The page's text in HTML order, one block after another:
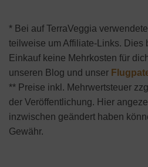
* Bei auf TerraVeggia
teilweise um Affiliate-Links. Dies
Einkauf keine Mehrkosten für
unseren Blog und unser
** Preise inkl. Mehrwertsteuer
der Veröffentlichung. Hier
inzwischen geändert haben
Gewähr.